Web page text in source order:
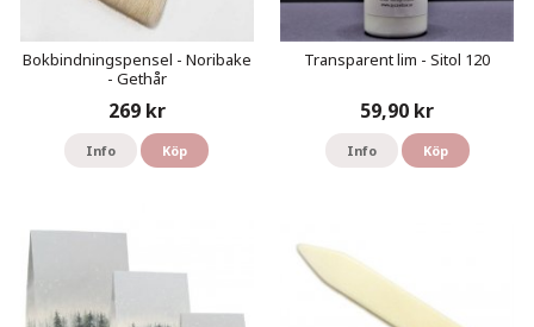
Bokbindningspensel - Noribake
- Gethår
269 kr
Info Köp
Transparent lim - Sitol 120
59,90 kr
Info Köp